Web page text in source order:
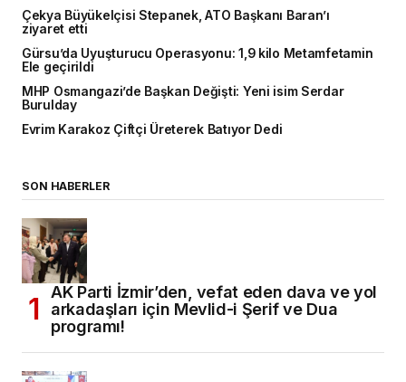
Çekya Büyükelçisi Stepanek, ATO Başkanı Baran’ı
ziyaret etti
Gürsu’da Uyuşturucu Operasyonu: 1,9 kilo Metamfetamin
Ele geçirildi
MHP Osmangazi’de Başkan Değişti: Yeni isim Serdar
Burulday
Evrim Karakoz Çiftçi Üreterek Batıyor Dedi
SON HABERLER
AK Parti İzmir’den, vefat eden dava ve yol
arkadaşları için Mevlid-i Şerif ve Dua
programı!